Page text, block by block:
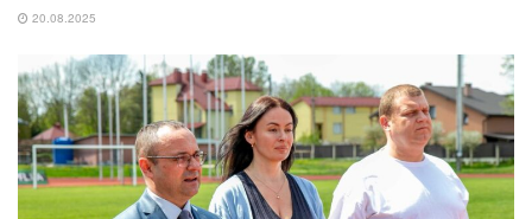
20.08.2025